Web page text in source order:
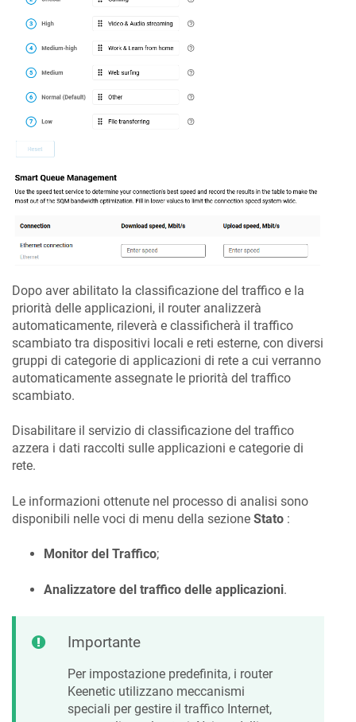
Dopo aver abilitato la classificazione del traffico e la
priorità delle applicazioni, il router analizzerà
automaticamente, rileverà e classificherà il traffico
scambiato tra dispositivi locali e reti esterne, con diversi
gruppi di categorie di applicazioni di rete a cui verranno
automaticamente assegnate le priorità del traffico
scambiato.
Disabilitare il servizio di classificazione del traffico
azzera i dati raccolti sulle applicazioni e categorie di
rete.
Le informazioni ottenute nel processo di analisi sono
disponibili nelle voci di menu della sezione Stato :
Monitor del Traffico;
Analizzatore del traffico delle applicazioni.
Importante
Per impostazione predefinita, i router
Keenetic utilizzano meccanismi
speciali per gestire il traffico Internet,